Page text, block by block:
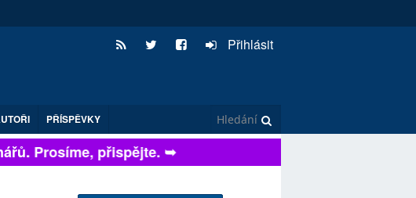
Přihlásit
PŘÍSPĚVKY
Prosíme, přispějte. ➥